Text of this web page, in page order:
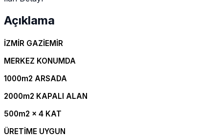
Açıklama
İZMİR GAZİEMİR
MERKEZ KONUMDA
1000m2 ARSADA
2000m2 KAPALI ALAN
500m2 x 4 KAT
ÜRETİME UYGUN